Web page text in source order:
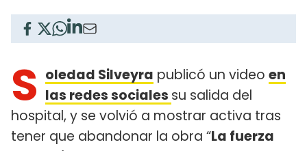
S oledad Silveyra publicó un video en
las redes sociales su salida del
hospital, y se volvió a mostrar activa tras
tener que abandonar la obra “La fuerza